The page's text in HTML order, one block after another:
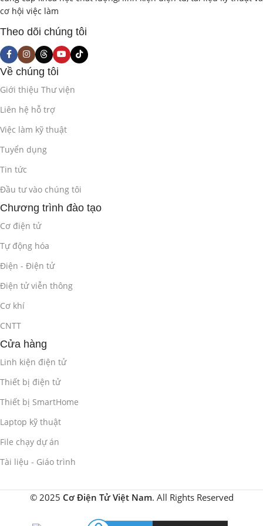
cơ hội việc làm
Theo dõi chúng tôi
Về chúng tôi
Giới thiệu Thư viện
Liên hệ hỗ trợ
Việc làm kỹ thuật
Tuyển dụng
Tin tức
Đầu tư vào chúng tôi
Chương trình đào tạo
Cơ điện tử
Tự động hóa
Điện - Điện tử
Điện tử viễn thông
Cơ khí
CNTT
Cửa hàng
Linh kiện điện tử
Thiết bị điện tử
Thiết bị SmartHome
Laptop kỹ thuật
File chạy dự án
Tài liệu - Giáo trình
© 2025 Cơ Điện Tử Việt Nam. All Rights Reserved